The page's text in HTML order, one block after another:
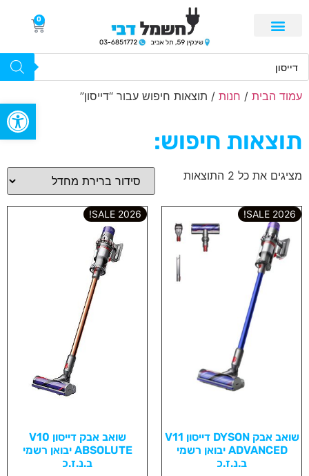
פתח
0
עמוד הבית / חנות / תוצאות חיפוש עבור “דייסון”
תוצאות חיפוש:
מציגים את כל ⁦2⁩ התוצאות
2026 SALE!
שואב אבק DYSON דייסון V11
ADVANCED יבואן רשמי
ב.נ.ז.כ
2026 SALE!
שואב אבק דייסון V10
ABSOLUTE יבואן רשמי
ב.נ.ז.כ